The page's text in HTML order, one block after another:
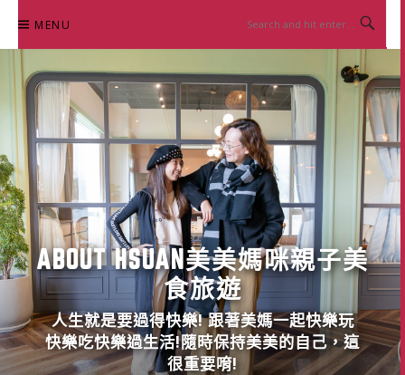
content
MENU
ABOUT HSUAN美美媽咪親子美
食旅遊
人生就是要過得快樂! 跟著美媽一起快樂玩
快樂吃快樂過生活!隨時保持美美的自己，這
很重要唷!